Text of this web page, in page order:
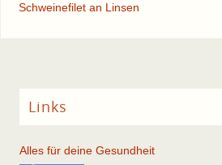
Schweinefilet an Linsen
Links
Alles für deine Gesundheit